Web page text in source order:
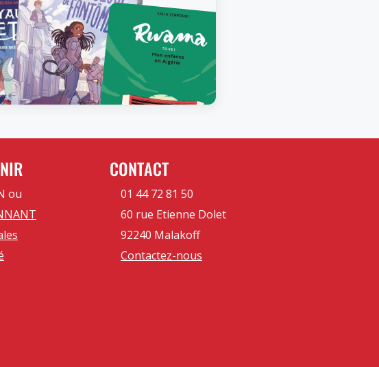
ou
CONTACT
01 44 72 81 50
60 rue Etienne Dolet
92240 Malakoff
Contactez-nous